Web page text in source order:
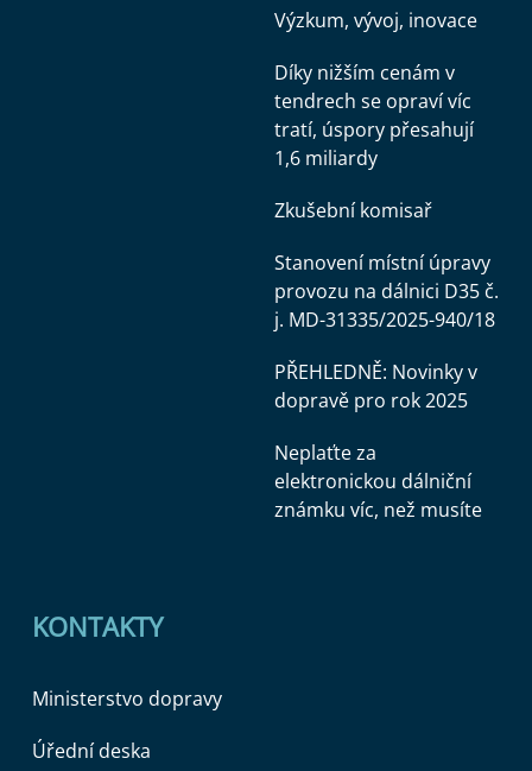
Výzkum, vývoj, inovace
Díky nižším cenám v
tendrech se opraví víc
tratí, úspory přesahují
1,6 miliardy
Zkušební komisař
Stanovení místní úpravy
provozu na dálnici D35 č.
j. MD-31335/2025-940/18
PŘEHLEDNĚ: Novinky v
dopravě pro rok 2025
Neplaťte za
elektronickou dálniční
známku víc, než musíte
KONTAKTY
Ministerstvo dopravy
Úřední deska